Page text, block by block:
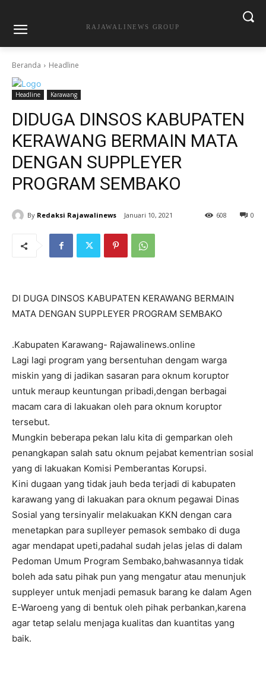
RAJAWALINEWS GROUP
Beranda Headline
Headline Karawang
DIDUGA DINSOS KABUPATEN
KERAWANG BERMAIN MATA
DENGAN SUPPLEYER
PROGRAM SEMBAKO
By Redaksi Rajawalinews Januari 10, 2021 0
608
DI DUGA DINSOS KABUPATEN KERAWANG BERMAIN
MATA DENGAN SUPPLEYER PROGRAM SEMBAKO
.Kabupaten Karawang- Rajawalinews.online
Lagi lagi program yang bersentuhan dengam warga
miskin yang di jadikan sasaran para oknum koruptor
untuk meraup keuntungan pribadi,dengan berbagai
macam cara di lakuakan oleh para oknum koruptor
tersebut.
Mungkin beberapa pekan lalu kita di gemparkan oleh
penangkapan salah satu oknum pejabat kementrian sosial
yang di lakuakan Komisi Pemberantas Korupsi.
Kini dugaan yang tidak jauh beda terjadi di kabupaten
karawang yang di lakuakan para oknum pegawai Dinas
Sosial yang tersinyalir melakuakan KKN dengan cara
menetapkan para suplleyer pemasok sembako di duga
agar mendapat upeti,padahal sudah jelas jelas di dalam
Pedoman Umum Program Sembako,bahwasannya tidak
boleh ada satu pihak pun yang mengatur atau menunjuk
suppleyer untuk menjadi pemasuk barang ke dalam Agen
E-Waroeng yang di bentuk oleh pihak perbankan,karena
agar tetap selalu menjaga kualitas dan kuantitas yang
baik.